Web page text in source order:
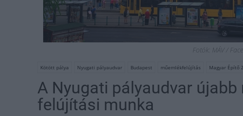
Fotók: MÁV /
Kötött pálya Nyugati pályaudvar Budapest műemlékfelújítás Magyar Építő
A Nyugati pályaudvar
felújítási munka